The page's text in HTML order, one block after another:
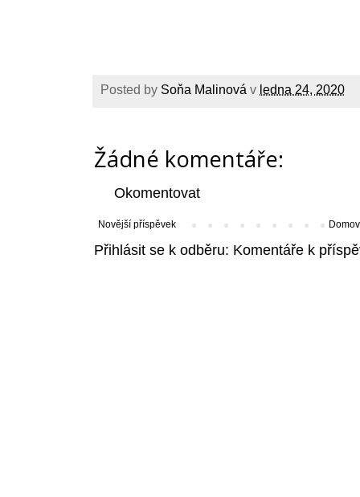
Posted by Soňa Malinová v ledna 24, 2020
Žádné komentáře:
Okomentovat
Novější příspěvek
Přihlásit se k odběru: Komentáře k